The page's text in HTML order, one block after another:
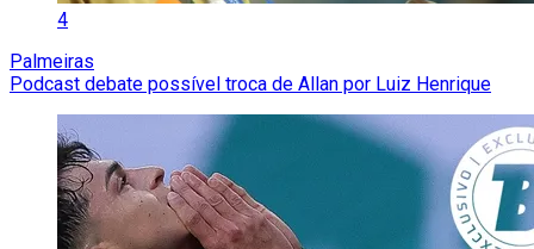
4
Palmeiras
Podcast debate possível troca de Allan por Luiz Henrique